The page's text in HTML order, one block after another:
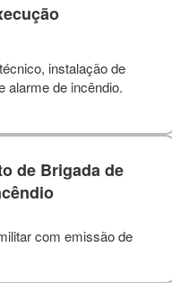
instalação de
alarme de incêndio.
de Brigada de
com emissão de